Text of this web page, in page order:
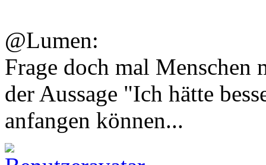
@Lumen:
Frage doch mal
der Aussage "Ich hätte
anfangen können...